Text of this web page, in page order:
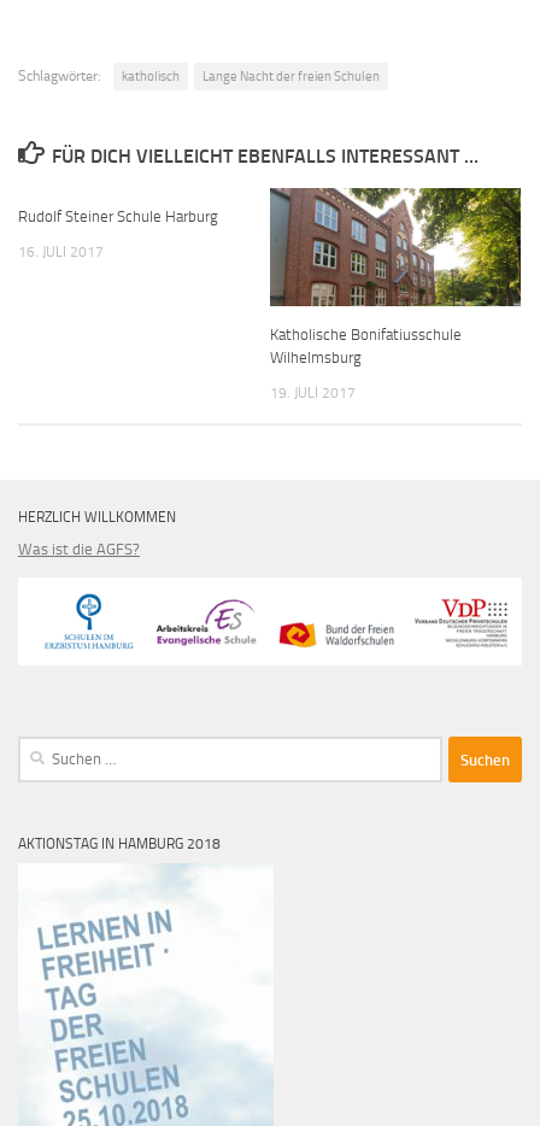
Schlagwörter: katholisch Lange Nacht der freien Schulen
FÜR DICH VIELLEICHT EBENFALLS INTERESSANT …
Rudolf Steiner Schule Harburg
16. JULI 2017
Katholische Bonifatiusschule
Wilhelmsburg
19. JULI 2017
HERZLICH WILLKOMMEN
Was ist die AGFS?
Suche
AKTIONSTAG IN HAMBURG 2018